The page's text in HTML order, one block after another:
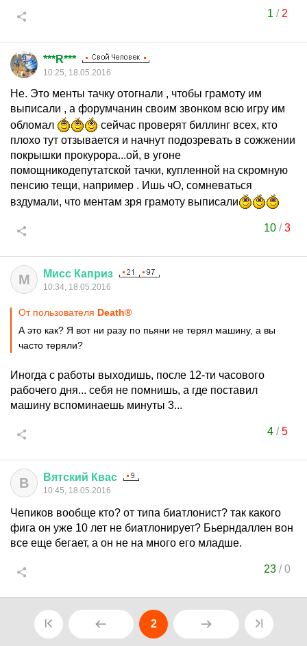
1 / 2
***R***
10:25, 18.05.2016
Не. Это менты тачку отогнали , чтобы грамоту им
выписали , а форумчанин своим звонком всю игру им
обломал
сейчас проверят биллинг всех, кто
плохо тут отзывается и начнут подозревать в сожжении
покрышки прокурора...ой, в угоне
помощникодепутатской тачки, купленной на скромную
пенсию тещи, например . Ишь чО, сомневаться
вздумали, что ментам зря грамоту выписали
10 /3
М Мисс Каприз
10:34, 18.05.2016
От пользователя Death®
А это как? Я вот ни разу по пьяни не терял машину, а вы
часто теряли?
Иногда с работы выходишь, после 12-ти часового
рабочего дня... себя не помнишь, а где поставил
машину вспоминаешь минуты 3...
4/5
В Вятский Квас
10:45, 18.05.2016
Чепиков вообще кто? от типа биатлонист? так какого
фига он уже 10 лет не биатлонирует? Бьерндаллен вон
все еще бегает, а он не на много его младше.
23 /0
2